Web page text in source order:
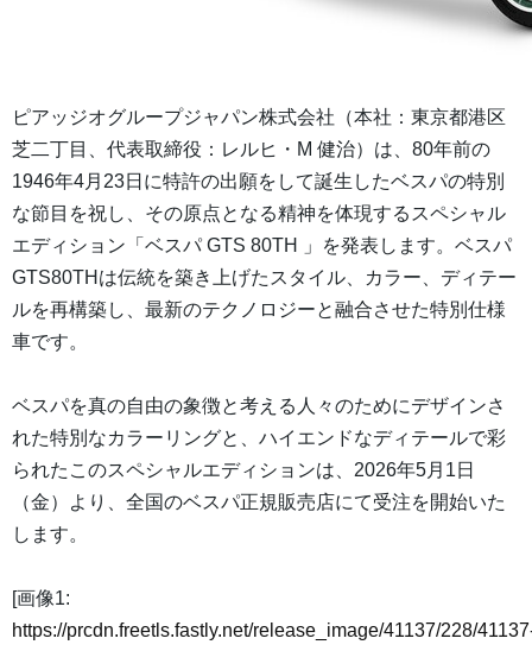
ピアッジオグループジャパン株式会社（本社：東京都港区
芝二丁目、代表取締役：レルヒ・M 健治）は、80年前の
1946年4月23日に特許の出願をして誕生したベスパの特別
な節目を祝し、その原点となる精神を体現するスペシャル
エディション「ベスパ GTS 80TH 」を発表します。ベスパ
GTS80THは伝統を築き上げたスタイル、カラー、ディテー
ルを再構築し、最新のテクノロジーと融合させた特別仕様
車です。
ベスパを真の自由の象徴と考える人々のためにデザインさ
れた特別なカラーリングと、ハイエンドなディテールで彩
られたこのスペシャルエディションは、2026年5月1日
（金）より、全国のベスパ正規販売店にて受注を開始いた
します。
[画像1:
https://prcdn.freetls.fastly.net/release_image/41137/228/